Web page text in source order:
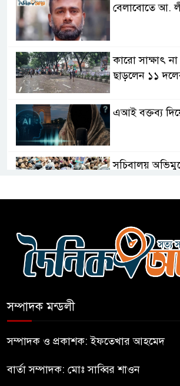
বেলাবোতে আ.
কারো সাক্ষাৎ
ছাড়লেন ১১
এআই বক্তব্য
সচিবালয়
হাসিনাকে
সুযোগ দেওয়ায়
জুলাই
ফের জকসু
সম্পাদক মন্ডলী
সম্পাদক ও প্রকাশক: ইফতেখার আহমেদ
বার্তা সম্পাদক: মোঃ সাব্বির শাওন